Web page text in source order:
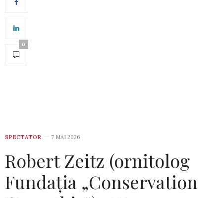
0
SPECTATOR 7 MAI 2026
Robert Zeitz (ornitolog
Fundația „Conservation